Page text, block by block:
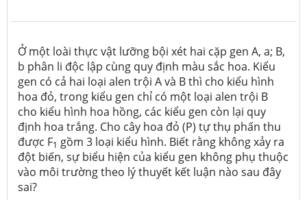
Ở một loài thực vật lưỡng bội xét hai cặp gen A, a; B,
b phân li độc lập cùng quy định màu sắc hoa. Kiểu
gen có cả hai loại alen trội A và B thì cho kiểu hình
hoa đỏ, trong kiểu gen chỉ có một loại alen trội B
cho kiểu hình hoa hồng, các kiểu gen còn lại quy
định hoa trắng. Cho cây hoa đỏ (P) tự thụ phấn thu
được F1 gồm 3 loại kiểu hình. Biết rằng không xảy ra
đột biến, sự biểu hiện của kiểu gen không phụ thuộc
vào môi trường theo lý thuyết kết luận nào sau đây
sai?